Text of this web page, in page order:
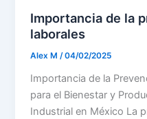
Importancia de la
laborales
Alex M/04/02/2025
Importancia de la
para el Bienestar y
Industrial en México La